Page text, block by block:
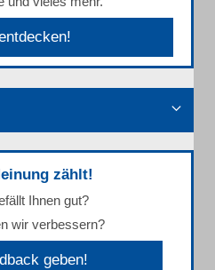
zählt!
Ihnen gut?
wir verbessern?
geben!